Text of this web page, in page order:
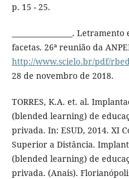
p. 15 - 25.
_________________.
facetas. 26ª reunião da
http://www.scielo.br/pdf/
28 de novembro de 2018.
TORRES, K.A. et. al.
(blended learning) de
privada. In: ESUD, 2014. XI
Superior a Distância.
(blended learning) de
privada. (Anais).